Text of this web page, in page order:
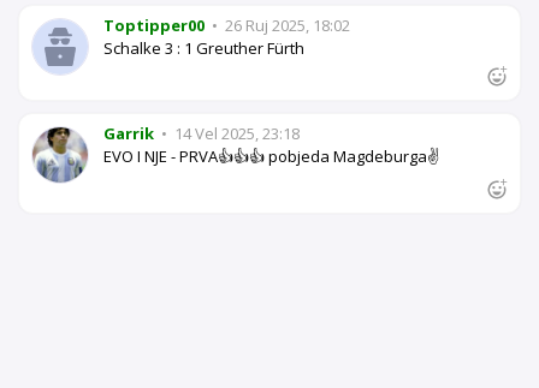
Toptipper00 • 26 Ruj 2025, 18:02
Schalke 3 : 1 Greuther Fürth
Garrik • 14 Vel 2025, 23:18
EVO I NJE - PRVA👍👍👍 pobjeda Magdeburga✌️